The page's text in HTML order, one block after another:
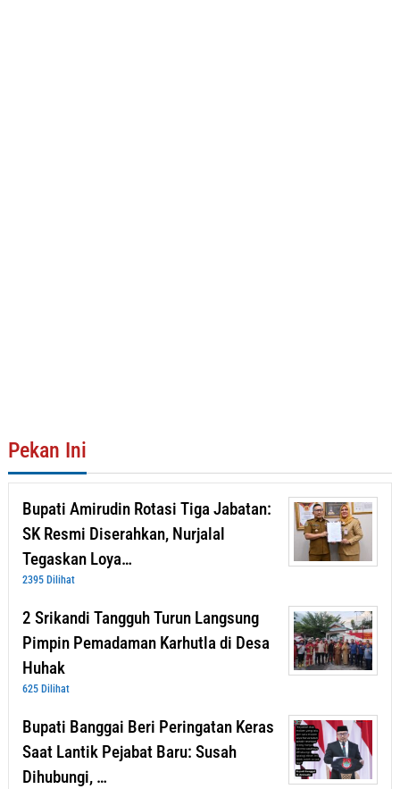
Pekan Ini
Bupati Amirudin Rotasi Tiga Jabatan:
SK Resmi Diserahkan, Nurjalal
Tegaskan Loya…
2395 Dilihat
2 Srikandi Tangguh Turun Langsung
Pimpin Pemadaman Karhutla di Desa
Huhak
625 Dilihat
Bupati Banggai Beri Peringatan Keras
Saat Lantik Pejabat Baru: Susah
Dihubungi, …